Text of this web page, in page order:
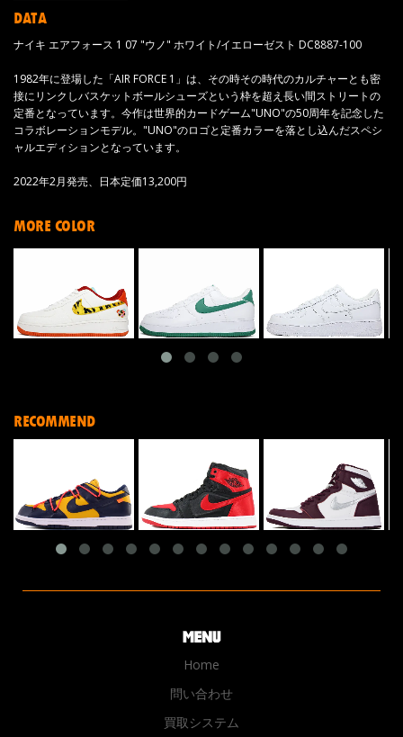
DATA
ナイキ エアフォース 1 07 "ウノ" ホワイト/イエローゼスト DC8887-100
1982年に登場した「AIR FORCE 1」は、その時その時代のカルチャーとも密
接にリンクしバスケットボールシューズという枠を超え長い間ストリートの
定番となっています。今作は世界的カードゲーム"UNO"の50周年を記念した
コラボレーションモデル。"UNO"のロゴと定番カラーを落とし込んだスペシ
ャルエディションとなっています。
2022年2月発売、日本定価13,200円
MORE COLOR
RECOMMEND
Home
問い合わせ
買取システム